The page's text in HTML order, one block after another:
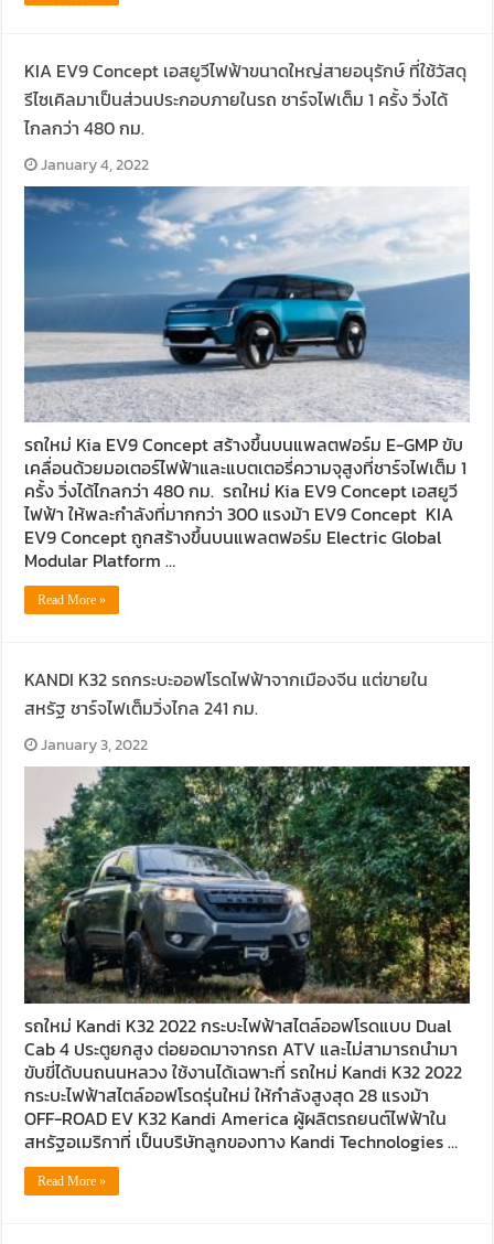
KIA EV9 Concept เอสยูวีไฟฟ้าขนาดใหญ่สายอนุรักษ์ ที่ใช้วัสดุ
รีไซเคิลมาเป็นส่วนประกอบภายในรถ ชาร์จไฟเต็ม 1 ครั้ง วิ่งได้
ไกลกว่า 480 กม.
January 4, 2022
รถใหม่ Kia EV9 Concept สร้างขึ้นบนแพลตฟอร์ม E-GMP ขับ
เคลื่อนด้วยมอเตอร์ไฟฟ้าและแบตเตอรี่ความจุสูงที่ชาร์จไฟเต็ม 1
ครั้ง วิ่งได้ไกลกว่า 480 กม. รถใหม่ Kia EV9 Concept เอสยูวี
ไฟฟ้า ให้พละกำลังที่มากกว่า 300 แรงม้า EV9 Concept KIA
EV9 Concept ถูกสร้างขึ้นบนแพลตฟอร์ม Electric Global
Modular Platform …
Read More »
KANDI K32 รถกระบะออฟโรดไฟฟ้าจากเมืองจีน แต่ขายใน
สหรัฐ ชาร์จไฟเต็มวิ่งไกล 241 กม.
January 3, 2022
รถใหม่ Kandi K32 2022 กระบะไฟฟ้าสไตล์ออฟโรดแบบ Dual
Cab 4 ประตูยกสูง ต่อยอดมาจากรถ ATV และไม่สามารถนำมา
ขับขี่ได้บนถนนหลวง ใช้งานได้เฉพาะที่ รถใหม่ Kandi K32 2022
กระบะไฟฟ้าสไตล์ออฟโรดรุ่นใหม่ ให้กำลังสูงสุด 28 แรงม้า
OFF-ROAD EV K32 Kandi America ผู้ผลิตรถยนต์ไฟฟ้าใน
สหรัฐอเมริกาที่ เป็นบริษัทลูกของทาง Kandi Technologies …
Read More »